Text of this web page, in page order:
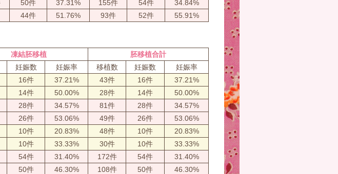
50件 37.31% 155件 54件
34.84%
44件 51.76% 93件 52件 55.91%
凍結胚移植
胚移植合計
妊娠数 妊娠率 移植数 妊娠数 妊娠率
16件 37.21% 43件 16件
37.21%
14件 50.00% 28件 14件 50.00%
28件 34.57% 81件 28件
34.57%
26件 53.06% 49件 26件 53.06%
10件 20.83% 48件 10件
20.83%
10件 33.33% 30件 10件 33.33%
54件 31.40% 172件 54件
31.40%
50件 46.30% 108件 50件 46.30%